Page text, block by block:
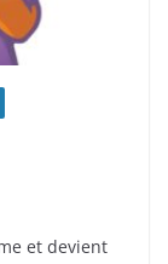
et devient